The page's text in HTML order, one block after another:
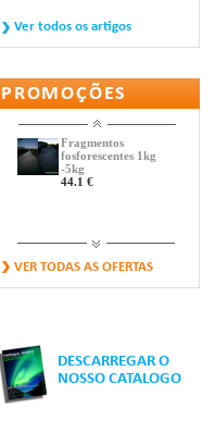
Ver todos os artigos
PROMOÇÕES
Fragmentos
fosforescentes 1kg
-5kg
44.1 €
ESTRADA (OLHO
Fita fosfo-
retrorrefletiva
VER TODAS AS OFERTAS
DESCARREGAR O
NOSSO CATALOGO